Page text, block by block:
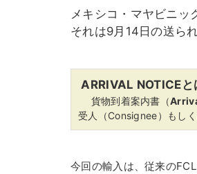
メキシコ・マヤビニッ
それは9月14日の送ら
ARRIVAL NOTICEと
貨物到着案内書（
受人（Consignee）もし
今回の輸入は、従来の